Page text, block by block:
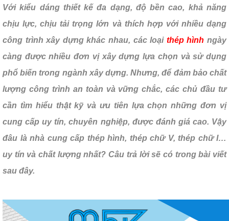
Với kiểu dáng thiết kế đa dạng, độ bền cao, khả năng
chịu lực, chịu tải trọng lớn và thích hợp với nhiều dạng
công trình xây dựng khác nhau, các loại thép hình ngày
càng được nhiều đơn vị xây dựng lựa chọn và sử dụng
phổ biến trong ngành xây dựng. Nhưng, để đảm bảo chất
lượng công trình an toàn và vững chắc, các chủ đầu tư
cần tìm hiểu thật kỹ và ưu tiên lựa chọn những đơn vị
cung cấp uy tín, chuyên nghiệp, được đánh giá cao. Vậy
đâu là nhà cung cấp thép hình, thép chữ V, thép chữ I…
uy tín và chất lượng nhất? Câu trả lời sẽ có trong bài viết
sau đây.